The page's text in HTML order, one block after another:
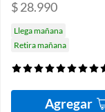
$ 28.990
Llega mañana
Retira mañana
Agregar